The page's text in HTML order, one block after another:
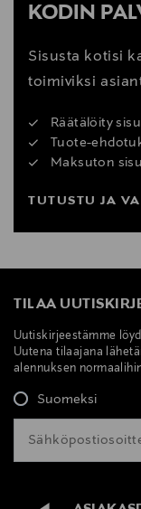
KODIN
Sisusta kotisi
toimiviksi
Räätälöity
Tuote-
Maksuton
TUTUSTU JA
TILAA
Uutiskirjeestämme
Uutena tilaajana
alennuksen
Suomeksi